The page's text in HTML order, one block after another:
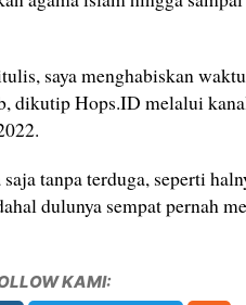
saya menghabiskan
dikutip Hops.ID melalui
tanpa terduga, seperti
dulunya sempat pernah
KAMI: